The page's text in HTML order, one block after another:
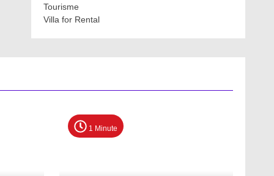
Tourisme
Villa for Rental
1 Minute